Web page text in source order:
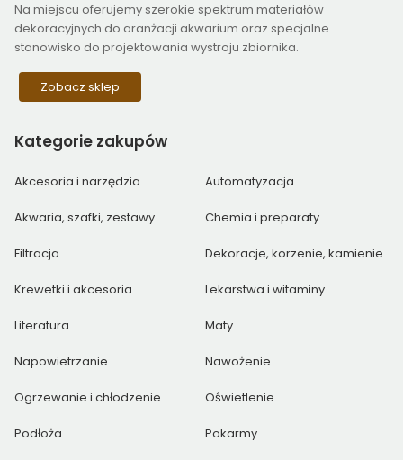
Na miejscu oferujemy szerokie spektrum materiałów
dekoracyjnych do aranżacji akwarium oraz specjalne
stanowisko do projektowania wystroju zbiornika.
Zobacz sklep
Kategorie zakupów
Akcesoria i narzędzia Automatyzacja
Akwaria, szafki, zestawy Chemia i preparaty
Filtracja Dekoracje, korzenie, kamienie
Krewetki i akcesoria Lekarstwa i witaminy
Literatura Maty
Napowietrzanie Nawożenie
Ogrzewanie i chłodzenie Oświetlenie
Podłoża Pokarmy